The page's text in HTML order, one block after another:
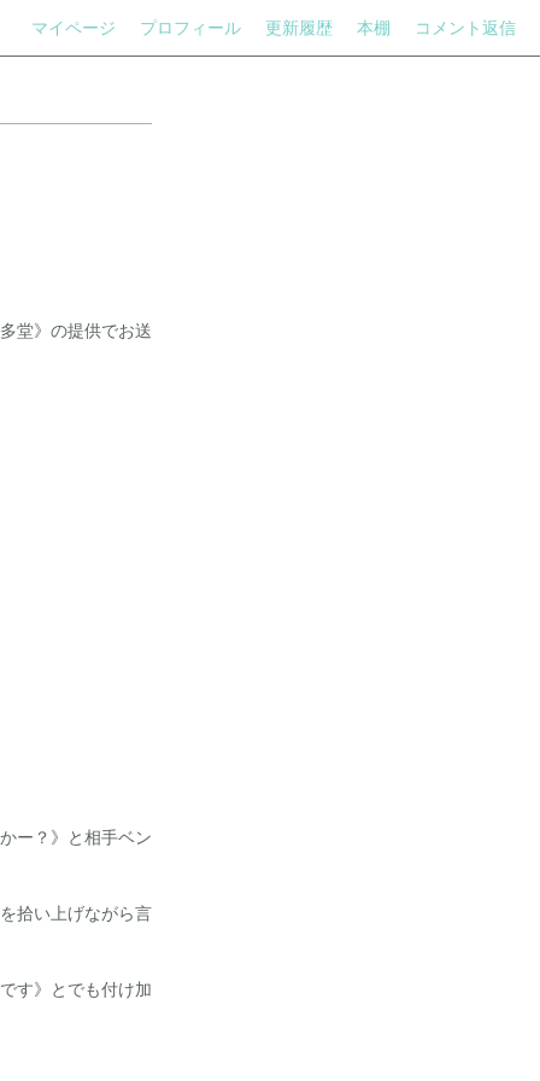
マイページ プロフィール 更新履歴 本棚 コメント返信
堂》の提供でお送
ー？》と相手ベン
拾い上げながら言
す》とでも付け加